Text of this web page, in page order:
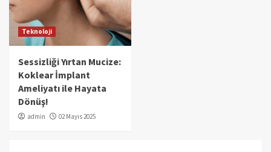
Teknoloji
Sessizliği Yırtan Mucize:
Koklear İmplant
Ameliyatı ile Hayata
Dönüş!
admin 02 Mayıs 2025